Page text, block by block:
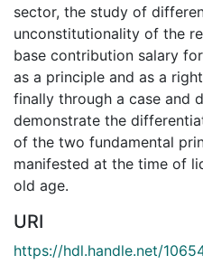
sector, the study of
unconstitutionality of the
base contribution salary
as a principle and as a
finally through a case and
demonstrate the
of the two fundamental
manifested at the time of
old age.
URI
https://hdl.handle.net/